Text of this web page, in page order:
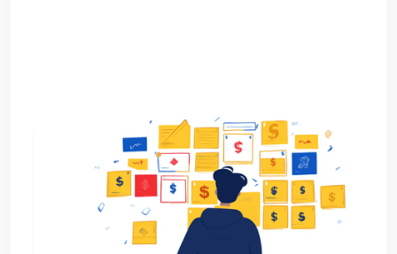
Jak lepší
komunikací na
online projektu